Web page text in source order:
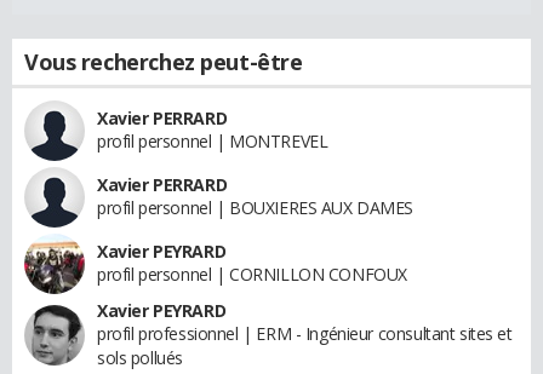
Vous recherchez peut-être
Xavier PERRARD
profil personnel | MONTREVEL
Xavier PERRARD
profil personnel | BOUXIERES AUX DAMES
Xavier PEYRARD
profil personnel | CORNILLON CONFOUX
Xavier PEYRARD
profil professionnel | ERM - Ingénieur consultant sites et
sols pollués